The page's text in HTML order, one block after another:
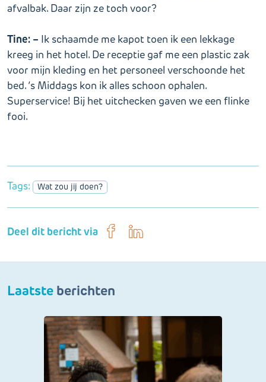
afvalbak. Daar zijn ze toch voor?
Tine: – Ik schaamde me kapot toen ik een lekkage
kreeg in het hotel. De receptie gaf me een plastic zak
voor mijn kleding en het personeel verschoonde het
bed. ’s Middags kon ik alles schoon ophalen.
Superservice! Bij het uitchecken gaven we een flinke
fooi.
Tags: Wat zou jij doen?
Deel dit bericht via
Laatste berichten